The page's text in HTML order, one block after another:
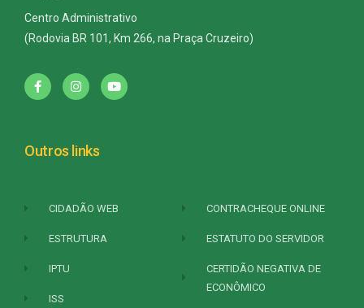
Centro Administrativo
(Rodovia BR 101, Km 266, na Praça Cruzeiro)
Outros links
CIDADÃO WEB
ESTRUTURA
IPTU
ISS
CONTRACHEQUE ONLINE
ESTATUTO DO SERVIDOR
CERTIDÃO NEGATIVA DE
ECONÔMICO